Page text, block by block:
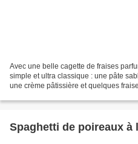
Avec une belle cagette de fraises
simple et ultra classique : une pâte
une crème pâtissière et quelques
Spaghetti de poireaux à